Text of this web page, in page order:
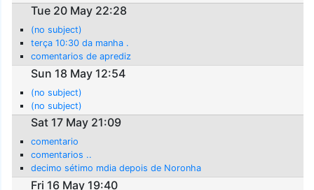
Tue 20 May 22:28
(no subject)
terça 10:30 da manha .
comentarios de aprediz
Sun 18 May 12:54
(no subject)
(no subject)
Sat 17 May 21:09
comentario
comentarios ..
decimo sétimo mdia depois de Noronha
Fri 16 May 19:40